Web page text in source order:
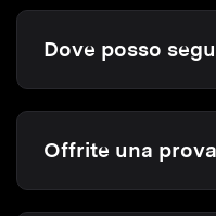
Dove posso
Offrite una